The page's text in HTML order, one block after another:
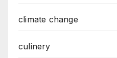
climate change
culinery